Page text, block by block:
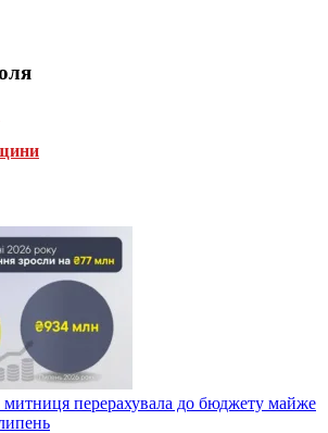
митниця перерахувала до бюджету майже